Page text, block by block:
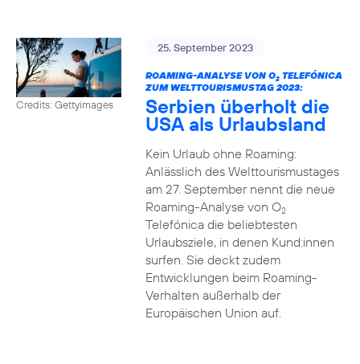
Credits: Gettyimages
25. September 2023
ROAMING-ANALYSE VON O2TELEFÓNICA
ZUM WELTTOURISMUSTAG 2023:
Serbien überholt die
USA als Urlaubsland
Kein Urlaub ohne Roaming:
Anlässlich des Welttourismustages
am 27. September nennt die neue
Roaming-Analyse von O2
Telefónica die beliebtesten
Urlaubsziele, in denen Kund:innen
surfen. Sie deckt zudem
Entwicklungen beim Roaming-
Verhalten außerhalb der
Europäischen Union auf.